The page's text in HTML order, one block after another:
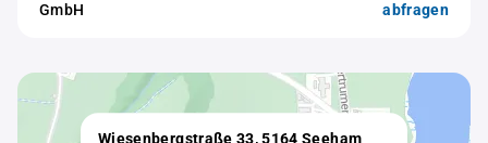
GmbH
abfragen
Wiesenbergstraße 33, 5164 Seeham